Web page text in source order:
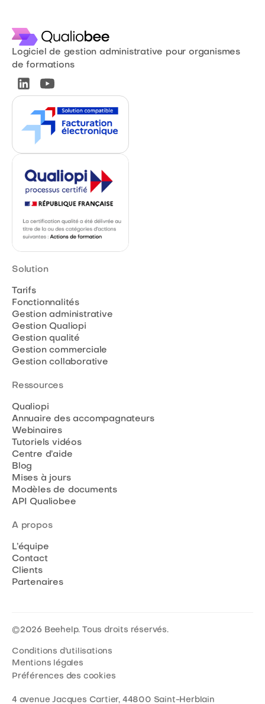
Logiciel de gestion administrative pour organismes
de formations
Solution
Tarifs
Fonctionnalités
Gestion administrative
Gestion Qualiopi
Gestion qualité
Gestion commerciale
Gestion collaborative
Ressources
Qualiopi
Annuaire des accompagnateurs
Webinaires
Tutoriels vidéos
Centre d’aide
Blog
Mises à jours
Modèles de documents
API Qualiobee
A propos
L’équipe
Contact
Clients
Partenaires
©2026 Beehelp. Tous droits réservés.
Conditions d’utilisations
Mentions légales
Préférences des cookies
4 avenue Jacques Cartier, 44800 Saint-Herblain